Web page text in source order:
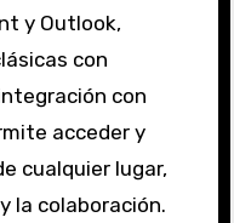
y Outlook,
con
con
acceder y
cualquier lugar,
la colaboración.